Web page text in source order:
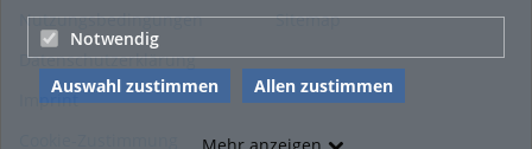
Notwendig
Auswahl zustimmen Allen zustimmen
Nutzungsbedingungen
Datenschutzerklärung
Imprint
Sitemap